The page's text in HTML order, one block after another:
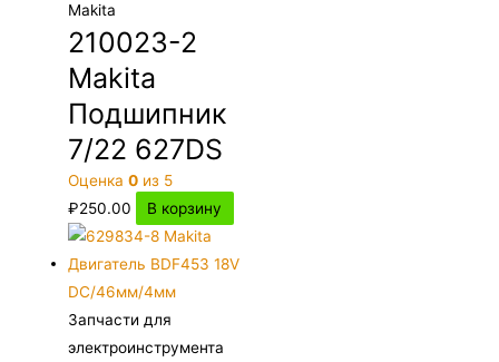
Makita
210023-2
Makita
Подшипник
7/22 627DS
Оценка0 из 5
₽250.00 В корзину
Запчасти для
электроинструмента